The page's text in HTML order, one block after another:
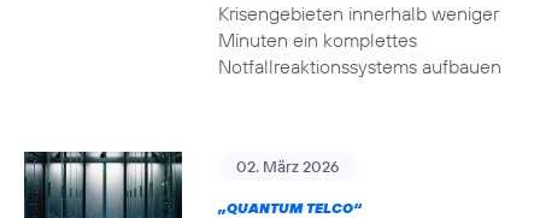
Krisengebieten innerhalb weniger
Minuten ein komplettes
Notfallreaktionssystems aufbauen
02. März 2026
„QUANTUM TELCO“